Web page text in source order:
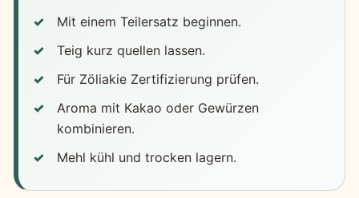
Mit einem Teilersatz beginnen.
Teig kurz quellen lassen.
Für Zöliakie Zertifizierung prüfen.
Aroma mit Kakao oder Gewürzen
kombinieren.
Mehl kühl und trocken lagern.